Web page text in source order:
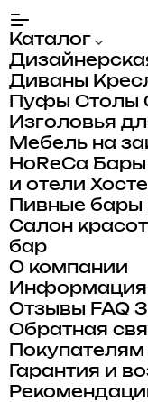
Каталог
Диваны
Пуфы Столы
Изголовья
Мебель на
HoReCa Бары
и отели
Пивные бары
Салон
бар
О компании
Информация
Отзывы FAQ
Обратная
Покупателям
Гарантия и